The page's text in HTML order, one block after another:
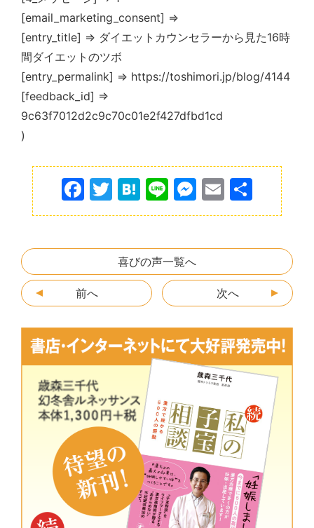
[email_marketing_consent] =>
[entry_title] => ダイエットカウンセラーから見た16時
間ダイエットのツボ
[entry_permalink] => https://toshimori.jp/blog/4144
[feedback_id] =>
9c63f7012d2c9c70c01e2f427dfbd1cd
)
F
a
e
b
o
o
k
T
w
er
H
at
n
a
Li
n
M
e
s
e
n
g
er
E
m
l
有
喜びの声一覧へ
前へ 次へ